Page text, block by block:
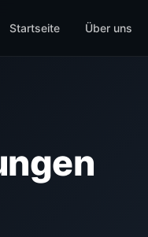
Startseite Über uns